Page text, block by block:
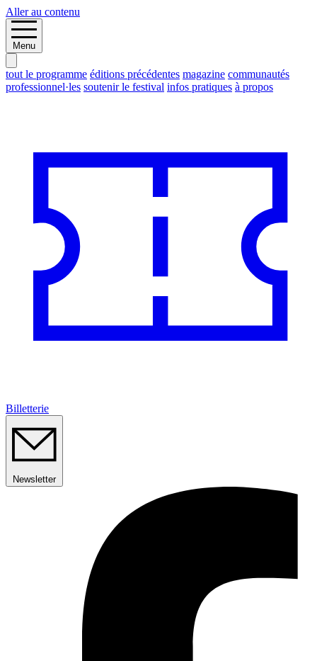
Aller au contenu
Menu
tout le programme éditions précédentes magazine communautés
professionnel·les soutenir le festival infos pratiques à propos
Billetterie
Newsletter